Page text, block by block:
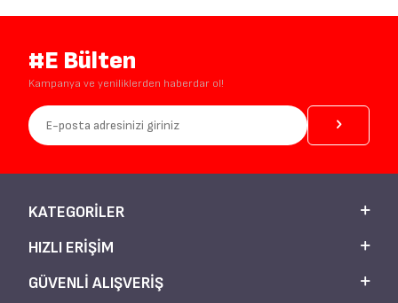
#E Bülten
Kampanya ve yeniliklerden haberdar ol!
KATEGORILER
HIZLI ERIŞIM
GÜVENLI ALIŞVERIŞ